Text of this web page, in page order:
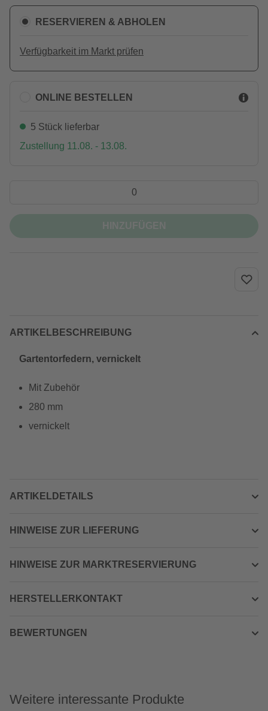
RESERVIEREN & ABHOLEN
Verfügbarkeit im Markt prüfen
ONLINE BESTELLEN
5 Stück lieferbar
Zustellung 11.08. - 13.08.
ARTIKELBESCHREIBUNG
Gartentorfedern, vernickelt
Mit Zubehör
280 mm
vernickelt
ARTIKELDETAILS
HINWEISE ZUR LIEFERUNG
HINWEISE ZUR MARKTRESERVIERUNG
HERSTELLERKONTAKT
BEWERTUNGEN
Weitere interessante Produkte